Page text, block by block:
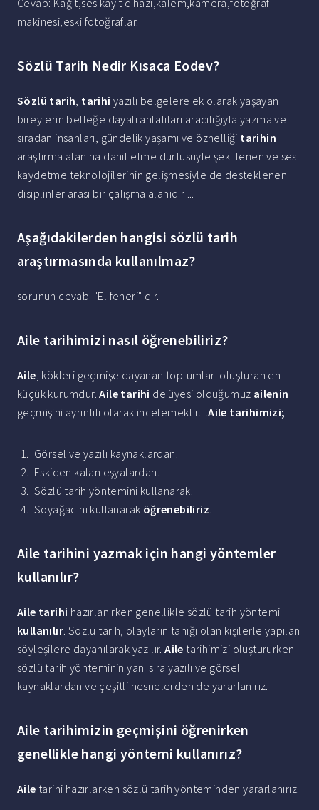
Cevap: Kağıt,ses kayıt cihazı,kalem,kamera,fotoğraf
makinesi,eski fotoğraflar.
Sözlü Tarih Nedir Kısaca Eodev?
Sözlü tarih, tarihi yazılı belgelere ek olarak yaşayan
bireylerin belleğe dayalı anlatıları aracılığıyla yazma ve
sıradan insanları, gündelik yaşamı ve öznelliği tarihin
araştırma alanına dahil etme dürtüsüyle şekillenen ve ses
kaydetme teknolojilerinin gelişmesiyle de desteklenen
disiplinler arası bir çalışma alanıdır ...
Aşağıdakilerden hangisi sözlü tarih
araştırmasında kullanılmaz?
sorunun cevabı "El feneri" dır.
Aile tarihimizi nasıl öğrenebiliriz?
Aile, kökleri geçmişe dayanan toplumları oluşturan en
küçük kurumdur.Aile tarihi de üyesi olduğumuz ailenin
geçmişini ayrıntılı olarak incelemektir....Aile tarihimizi;
Görsel ve yazılı kaynaklardan.
Eskiden kalan eşyalardan.
Sözlü tarih yöntemini kullanarak.
Soyağacını kullanarak öğrenebiliriz.
Aile tarihini yazmak için hangi yöntemler
kullanılır?
Aile tarihi hazırlanırken genellikle sözlü tarih yöntemi
kullanılır. Sözlü tarih, olayların tanığı olan kişilerle yapılan
söyleşilere dayanılarak yazılır.Aile tarihimizi oluştururken
sözlü tarih yönteminin yanı sıra yazılı ve görsel
kaynaklardan ve çeşitli nesnelerden de yararlanırız.
Aile tarihimizin geçmişini öğrenirken
genellikle hangi yöntemi kullanırız?
Aile tarihi hazırlarken sözlü tarih yönteminden yararlanırız.